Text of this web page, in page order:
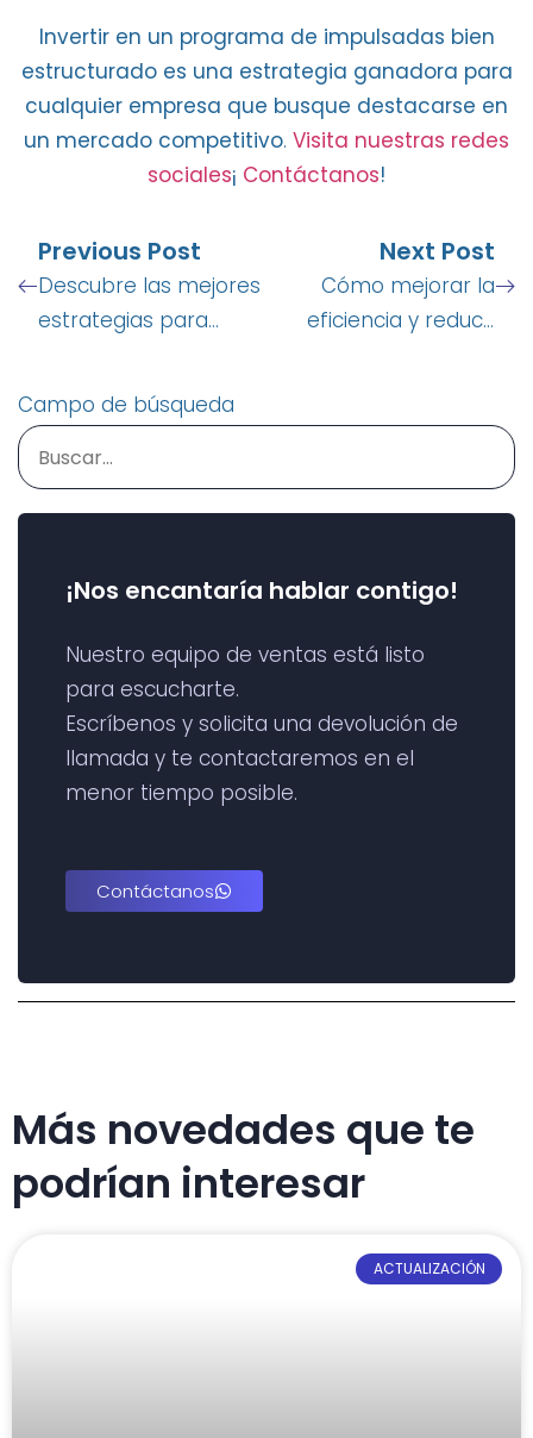
Invertir en un programa de impulsadas bien
estructurado es una estrategia ganadora para
cualquier empresa que busque destacarse en
un mercado competitivo. Visita nuestras redes
sociales¡ Contáctanos!
Previous Post
Descubre las mejores
estrategias para
cruzada usando R-
SALES
Next Post
Cómo mejorar la
eficiencia y reducir
Campo de búsqueda
¡Nos encantaría hablar contigo!
Nuestro equipo de ventas está listo
para escucharte.
Escríbenos y solicita una devolución de
llamada y te contactaremos en el
menor tiempo posible.
Contáctanos
Más novedades que te
podrían interesar
ACTUALIZACIÓN